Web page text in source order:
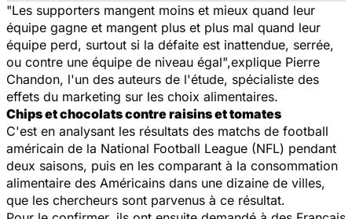
"Les supporters mangent moins et mieux quand leur
équipe gagne et mangent plus et plus mal quand leur
équipe perd, surtout si la défaite est inattendue, serrée,
ou contre une équipe de niveau égal",explique Pierre
Chandon, l'un des auteurs de l'étude, spécialiste des
effets du marketing sur les choix alimentaires.
Chips et chocolats contre raisins et tomates
C'est en analysant les résultats des matchs de football
américain de la National Football League (NFL) pendant
deux saisons, puis en les comparant à la consommation
alimentaire des Américains dans une dizaine de villes,
que les chercheurs sont parvenus à ce résultat.